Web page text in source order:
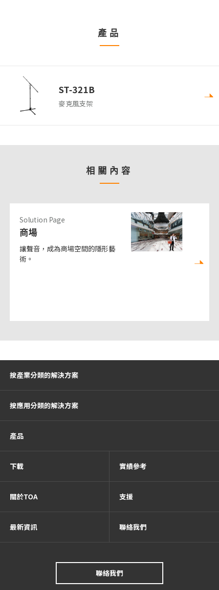
產品
ST-321B
麥克風支架
相關內容
Solution Page
商場
讓聲音，成為商場空間的隱形藝
術。
按產業分類的解決方案
按應用分類的解決方案
產品
下載 實績參考
關於TOA 支援
最新資訊 聯絡我們
聯絡我們